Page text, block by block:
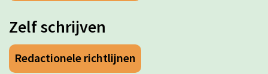
Zelf schrijven
Redactionele richtlijnen